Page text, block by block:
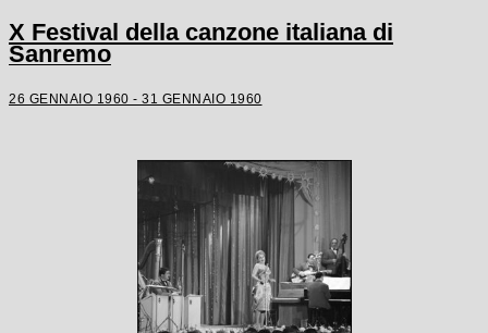
X Festival della canzone italiana di
Sanremo
26 GENNAIO 1960 - 31 GENNAIO 1960